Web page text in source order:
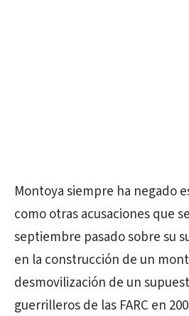
Montoya siempre ha negado
como otras acusaciones que
septiembre pasado sobre su
en la construcción de un
desmovilización de un
guerrilleros de las FARC en